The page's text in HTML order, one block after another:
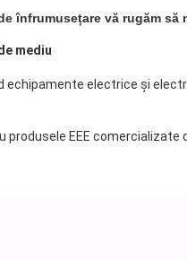
vă rugăm să
mediu
echipamente electrice și
EEE comercializate